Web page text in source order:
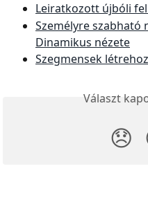
Leiratkozott újbóli
Személyre
Dinamikus nézete
Szegmensek
Választ
😞